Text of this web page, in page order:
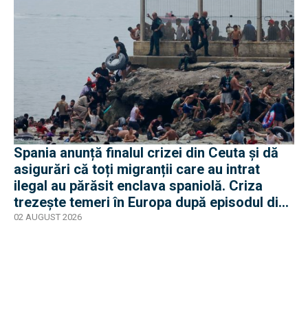
Spania anunță finalul crizei din Ceuta și dă
asigurări că toți migranții care au intrat
ilegal au părăsit enclava spaniolă. Criza
trezește temeri în Europa după episodul din
2015
02 AUGUST 2026